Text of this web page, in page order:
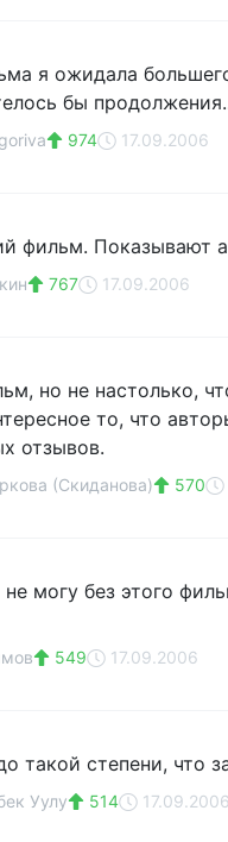
я ожидала
бы
974 17.09.2006
фильм. Показывают
767 17.09.2006
но не настолько,
то, что
отзывов.
(Скиданова) 570
могу без этого
549 17.09.2006
такой степени, что
Уулу 514 17.09.2006